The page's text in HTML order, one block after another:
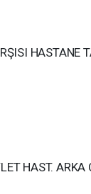
HASTANE
HAST.